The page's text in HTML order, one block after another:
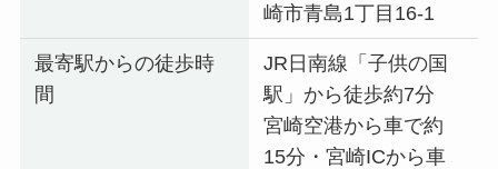
崎市青島1丁目16-1
最寄駅からの徒歩時
間
JR日南線「子供の国
駅」から徒歩約7分
宮崎空港から車で約
15分・宮崎ICから車